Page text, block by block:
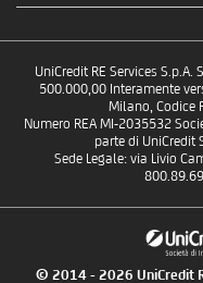
UniCredit RE Services
500.000,00 Interamente
Milano, Codice
Numero REA MI-2035532
parte di UniCredit
Sede Legale: via Livio
© 2014 - 2026 UniCredit